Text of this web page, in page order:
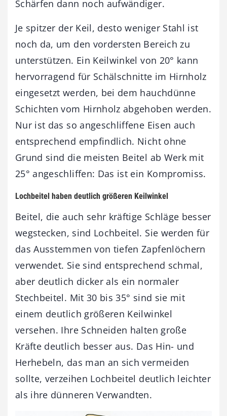
Schärfen dann noch aufwändiger.
Je spitzer der Keil, desto weniger Stahl ist
noch da, um den vordersten Bereich zu
unterstützen. Ein Keilwinkel von 20° kann
hervorragend für Schälschnitte im Hirnholz
eingesetzt werden, bei dem hauchdünne
Schichten vom Hirnholz abgehoben werden.
Nur ist das so angeschliffene Eisen auch
entsprechend empfindlich. Nicht ohne
Grund sind die meisten Beitel ab Werk mit
25° angeschliffen: Das ist ein Kompromiss.
Lochbeitel haben deutlich größeren Keilwinkel
Beitel, die auch sehr kräftige Schläge besser
wegstecken, sind Lochbeitel. Sie werden für
das Ausstemmen von tiefen Zapfenlöchern
verwendet. Sie sind entsprechend schmal,
aber deutlich dicker als ein normaler
Stechbeitel. Mit 30 bis 35° sind sie mit
einem deutlich größeren Keilwinkel
versehen. Ihre Schneiden halten große
Kräfte deutlich besser aus. Das Hin- und
Herhebeln, das man an sich vermeiden
sollte, verzeihen Lochbeitel deutlich leichter
als ihre dünneren Verwandten.